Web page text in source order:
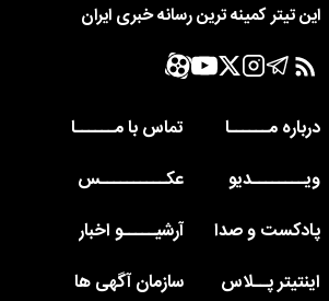
این تیتر کمینه ترین رسانه خبری ایران
درباره مــــــا
تماس با مــــــا
ویــــــــدیو
عکــــــــــس
پادکست و صدا
آرشیـــــو اخبار
اینتیتر پــلاس
سازمان آگهی ها